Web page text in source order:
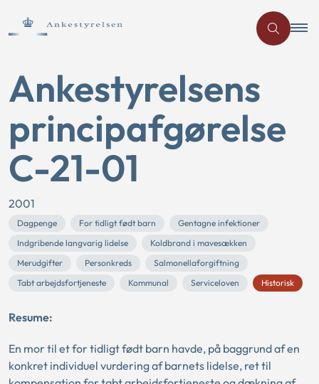
Ankestyrelsens
principafgørelse
C-21-01
2001
Dagpenge For tidligt født barn
Gentagne infektioner
Indgribende langvarig lidelse
Koldbrand i mavesækken
Merudgifter
Personkreds
Salmonellaforgiftning
Tabt arbejdsfortjeneste
Kommunal Serviceloven Historisk
Resume:
En mor til et for tidligt født barn havde, på baggrund af en
konkret individuel vurdering af barnets lidelse, ret til